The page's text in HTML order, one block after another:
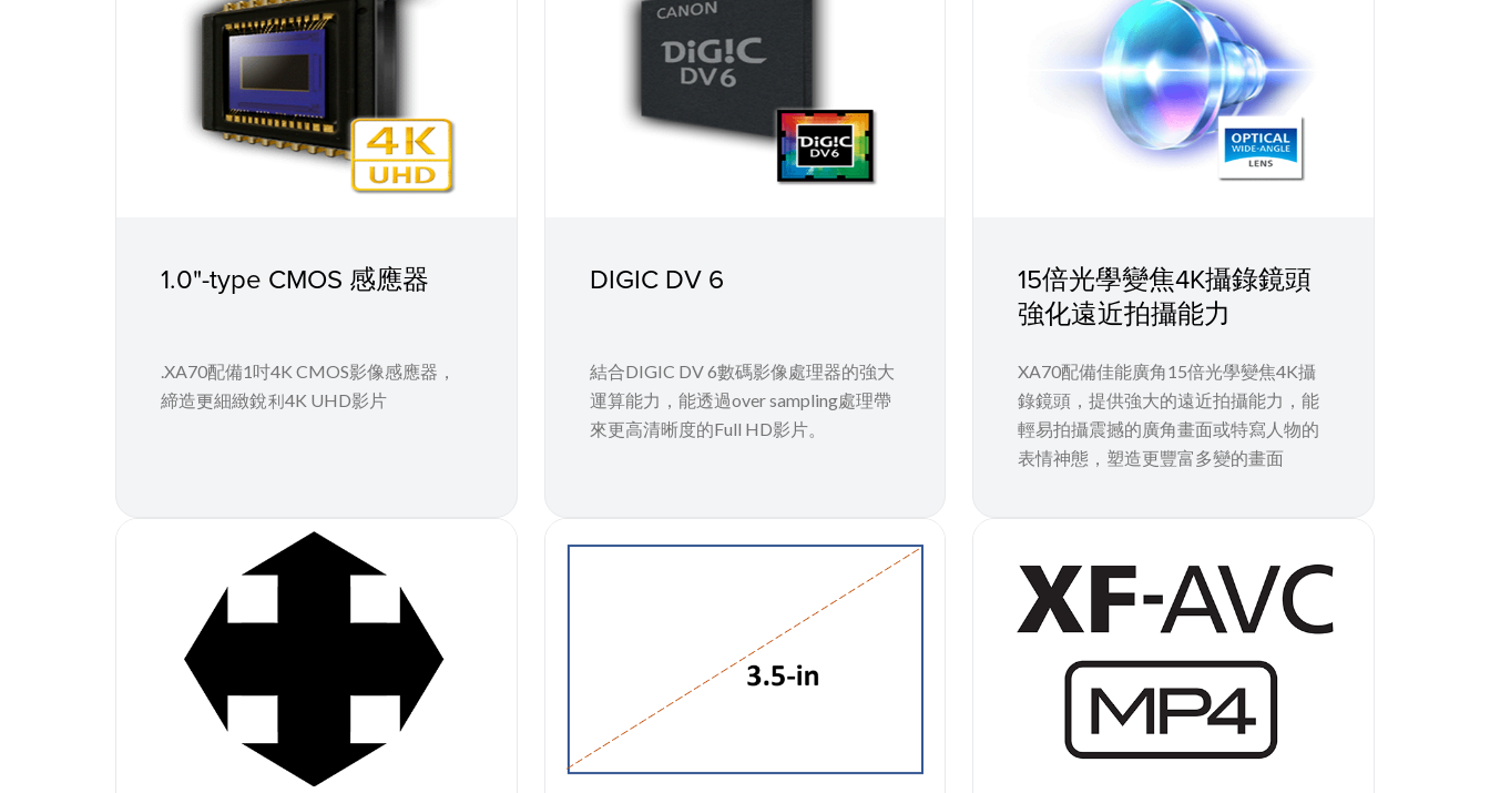
1.0"-type CMOS 感應器
.XA70配備1吋4K CMOS影像感應器，
締造更細緻銳利4K UHD影片
DIGIC DV 6
結合DIGIC DV 6數碼影像處理器的強大
運算能力，能透過over sampling處理帶
來更高清晰度的Full HD影片。
15倍光學變焦4K攝錄鏡頭
強化遠近拍攝能力
XA70配備佳能廣角15倍光學變焦4K攝
錄鏡頭，提供強大的遠近拍攝能力，能
輕易拍攝震撼的廣角畫面或特寫人物的
表情神態，塑造更豐富多變的畫面